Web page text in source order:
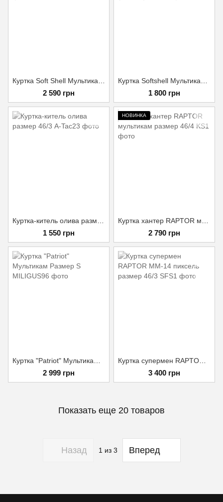
2 590 грн 1 800 грн
1 550 грн
НОВИНКА
2 790 грн
2 999 грн 3 400 грн
Показать еще 20 товаров
Назад 1 из 3 Вперед